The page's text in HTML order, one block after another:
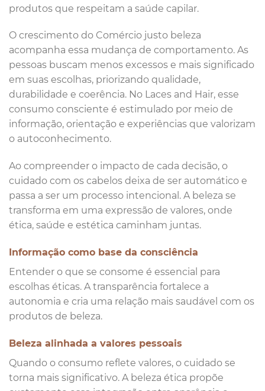
produtos que respeitam a saúde capilar.
O crescimento do Comércio justo beleza
acompanha essa mudança de comportamento. As
pessoas buscam menos excessos e mais significado
em suas escolhas, priorizando qualidade,
durabilidade e coerência. No Laces and Hair, esse
consumo consciente é estimulado por meio de
informação, orientação e experiências que valorizam
o autoconhecimento.
Ao compreender o impacto de cada decisão, o
cuidado com os cabelos deixa de ser automático e
passa a ser um processo intencional. A beleza se
transforma em uma expressão de valores, onde
ética, saúde e estética caminham juntas.
Informação como base da consciência
Entender o que se consome é essencial para
escolhas éticas. A transparência fortalece a
autonomia e cria uma relação mais saudável com os
produtos de beleza.
Beleza alinhada a valores pessoais
Quando o consumo reflete valores, o cuidado se
torna mais significativo. A beleza ética propõe